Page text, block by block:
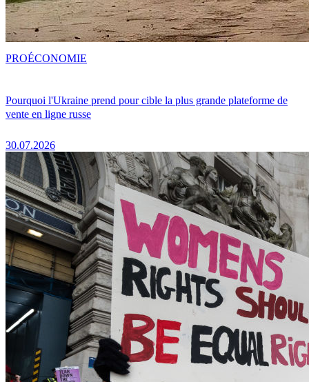
Pourquoi l'Ukraine prend pour cible la plus grande plateforme de
vente en ligne russe
30.07.2026
PROÉCONOMIE